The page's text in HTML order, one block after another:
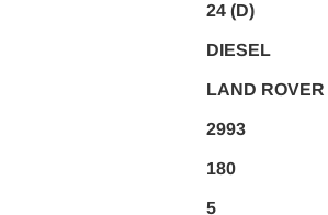
24 (D)
2993
DIESEL
LAND ROVER
180
5